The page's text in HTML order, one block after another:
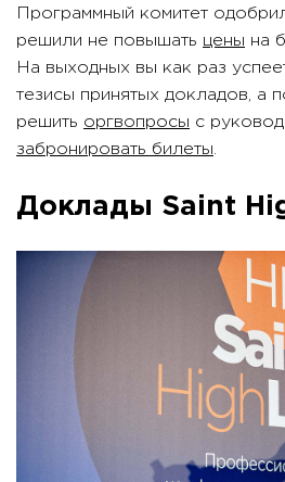
Программный комитет
решили не повышать цены на
На выходных вы как раз
тезисы принятых докладов, а
решить оргвопросы с
забронировать билеты
Доклады Saint